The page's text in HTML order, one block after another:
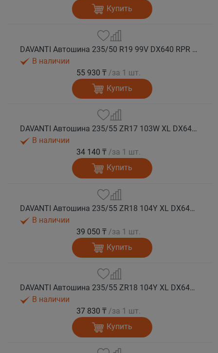
Купить
DAVANTI Автошина 235/50 R19 99V DX640 RPR лето (Таиланд)
В наличии
55 930 ₸ /за 1 шт.
Купить
DAVANTI Автошина 235/55 ZR17 103W XL DX640 RPR лето
В наличии
34 140 ₸ /за 1 шт.
Купить
DAVANTI Автошина 235/55 ZR18 104Y XL DX640 RPR лето (Таиланд)
В наличии
39 050 ₸ /за 1 шт.
Купить
DAVANTI Автошина 235/55 ZR18 104Y XL DX640 RPR лето
В наличии
37 830 ₸ /за 1 шт.
Купить